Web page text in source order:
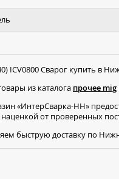
ICV0800 Сварог купить в
из каталога прочее mig
«ИнтерСварка-НН»
от проверенных
быструю доставку по